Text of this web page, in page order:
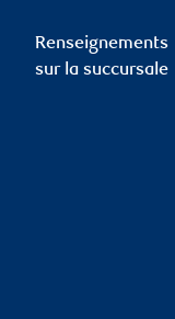
Renseignements
sur la succursale